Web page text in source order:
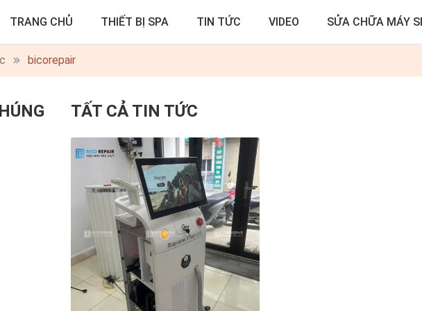
TRANG CHỦ THIẾT BỊ SPA TIN TỨC VIDEO SỬA CHỮA MÁY
bicorepair
TẤT CẢ TIN TỨC